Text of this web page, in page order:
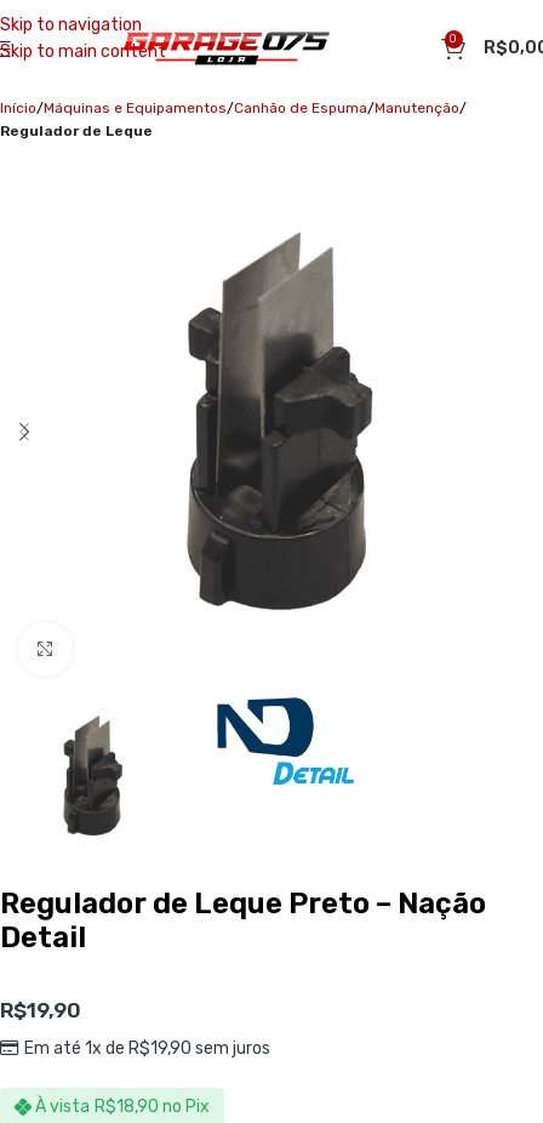
Skip to navigation
Skip to main content
0 R$
Início Máquinas e Equipamentos Canhão de Espuma Manutenção
Regulador de Leque
Regulador de Leque Preto – Nação
Detail
R$19,90
Em até 1x de R$19,90 sem juros
À vista R$18,90 no Pix